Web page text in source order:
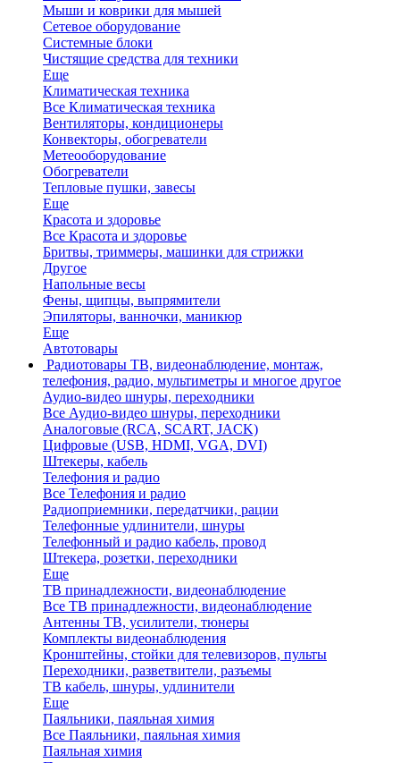
Мыши и коврики для мышей
Сетевое оборудование
Системные блоки
Чистящие средства для техники
Еще
Климатическая техника
Все Климатическая техника
Вентиляторы, кондиционеры
Конвекторы, обогреватели
Метеооборудование
Обогреватели
Тепловые пушки, завесы
Еще
Красота и здоровье
Все Красота и здоровье
Бритвы, триммеры, машинки для стрижки
Другое
Напольные весы
Фены, щипцы, выпрямители
Эпиляторы, ванночки, маникюр
Еще
Автотовары
Радиотовары ТВ, видеонаблюдение, монтаж,
телефония, радио, мультиметры и многое другое
Аудио-видео шнуры, переходники
Все Аудио-видео шнуры, переходники
Аналоговые (RCA, SCART, JACK)
Цифровые (USB, HDMI, VGA, DVI)
Штекеры, кабель
Телефония и радио
Все Телефония и радио
Радиоприемники, передатчики, рации
Телефонные удлинители, шнуры
Телефонный и радио кабель, провод
Штекера, розетки, переходники
Еще
ТВ принадлежности, видеонаблюдение
Все ТВ принадлежности, видеонаблюдение
Антенны ТВ, усилители, тюнеры
Комплекты видеонаблюдения
Кронштейны, стойки для телевизоров, пульты
Переходники, разветвители, разъемы
ТВ кабель, шнуры, удлинители
Еще
Паяльники, паяльная химия
Все Паяльники, паяльная химия
Паяльная химия